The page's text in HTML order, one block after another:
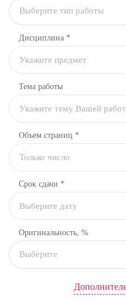
Выберите тип работы
Дисциплина *
Тема работы
Объем страниц *
Срок сдачи *
Оригинальность, %
Выберите